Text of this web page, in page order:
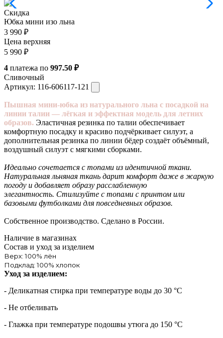
Скидка
Юбка мини изо льна
3 990 ₽
Цена верхняя
5 990 ₽
4 платежа по 997.50 ₽
Сливочный
Артикул: 116-606117-121
Пышная мини-юбка из натурального льна с посадкой на
линии талии — лёгкая и эффектная модель для летних
образов. Эластичная резинка по талии обеспечивает
комфортную посадку и красиво подчёркивает силуэт, а
дополнительная резинка по линии бёдер создаёт объёмный,
воздушный силуэт с мягкими сборками.
Идеально сочетается с топами из идентичной ткани.
Натуральная льняная ткань дарит комфорт даже в жаркую
погоду и добавляет образу расслабленную
элегантность. Стилизуйте с топами с принтом или
базовыми футболками для повседневных образов.
Собственное производство. Сделано в России.
Наличие в магазинах
Состав и уход за изделием
Верх: 100% лён
Подклад: 100% хлопок
Уход за изделием:
- Деликатная стирка при температуре воды до 30 °C
- Не отбеливать
- Глажка при температуре подошвы утюга до 150 °C